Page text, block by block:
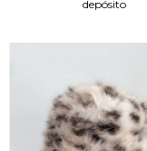
depósito